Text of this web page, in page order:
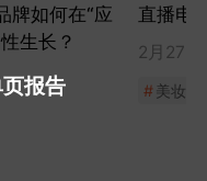
报告
牌如何在“应
生长？
直播电
2月27日
# 美妆个